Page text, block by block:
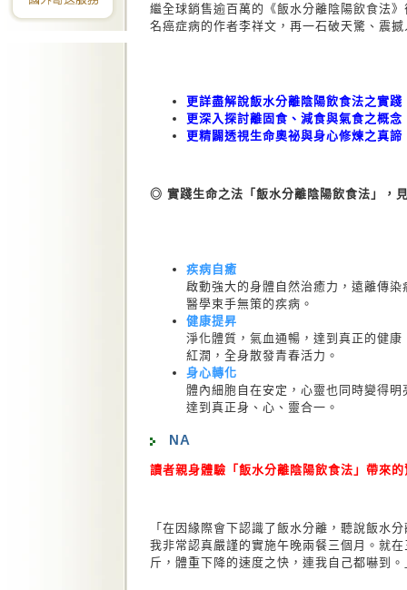
繼全球銷售逾百萬的《飯水分離陰陽飲食法
名癌症病的作者李祥文，再一石破天驚、震
更詳盡解說飯水分離陰陽飲食法之實踐
更深入探討離固食、減食與氣食之概念
更精闢透視生命奧祕與身心修煉之真諦
◎ 實踐生命之法「飯水分離陰陽飲食法」，
疾病自癒
啟動強大的身體自然治癒力，遠離傳
醫學束手無策的疾病。
健康提昇
淨化體質，氣血通暢，達到真正的健
紅潤，全身散發青春活力。
身心轉化
體內細胞自在安定，心靈也同時變得
達到真正身、心、靈合一。
NA
讀者親身體驗「飯水分離陰陽飲食法」帶來
「在因緣際會下認識了飯水分離，聽說飯水
我非常認真嚴謹的實施午晚兩餐三個月。就
斤，體重下降的速度之快，連我自己都嚇到